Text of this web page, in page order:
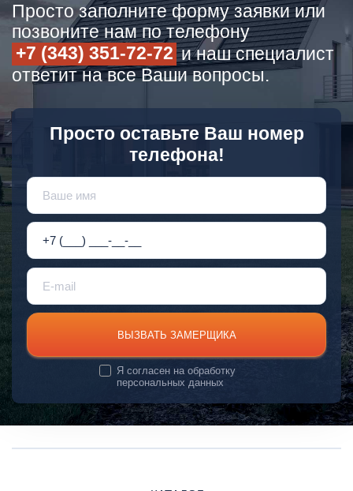
Просто заполните форму заявки или
позвоните нам по телефону
+7 (343) 351-72-72 и наш специалист
ответит на все Ваши вопросы.
Просто оставьте Ваш номер
телефона!
ВЫЗВАТЬ ЗАМЕРЩИКА
Я согласен наобработку
персональных данных